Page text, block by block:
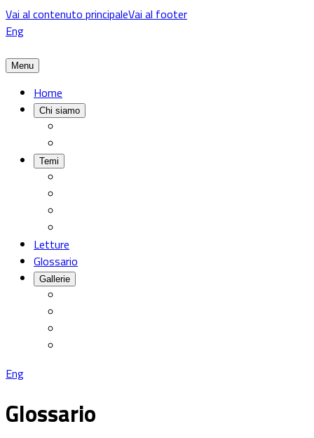
Vai al contenuto principaleVai al footer
Eng
Menu
Home
Chi siamo
Temi
Letture
Glossario
Gallerie
Eng
Glossario